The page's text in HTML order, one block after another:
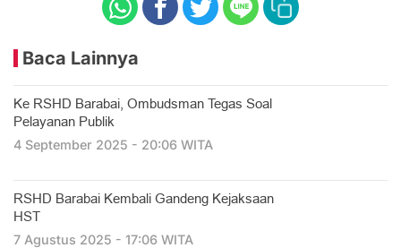
Baca Lainnya
Ke RSHD Barabai, Ombudsman Tegas Soal
Pelayanan Publik
4 September 2025 - 20:06 WITA
RSHD Barabai Kembali Gandeng Kejaksaan
HST
7 Agustus 2025 - 17:06 WITA